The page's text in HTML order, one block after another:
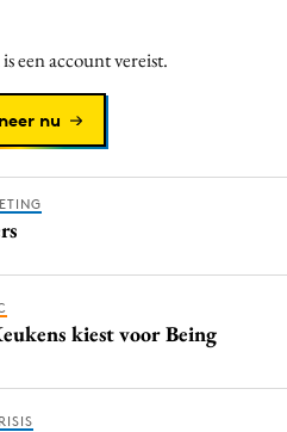
een account vereist.
nu
kiest voor Being